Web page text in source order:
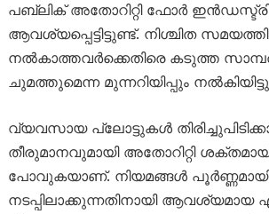
പബ്ലിക് അതോറിറ്റി ഫോർ
ആവശ്യപ്പെട്ടിട്ടുണ്ട്. നിശ്ചിത
നൽകാത്തവർക്കെതിരെ കടുത്ത
ചുമത്തുമെന്ന മുന്നറിയിപ്പും
വ്യവസായ പ്ലോട്ടുകൾ
തീരുമാനവുമായി അതോറിറ്റി
പോവുകയാണ്. നിയമങ്ങൾ
നടപ്പിലാക്കുന്നതിനായി ആവശ്യമായ